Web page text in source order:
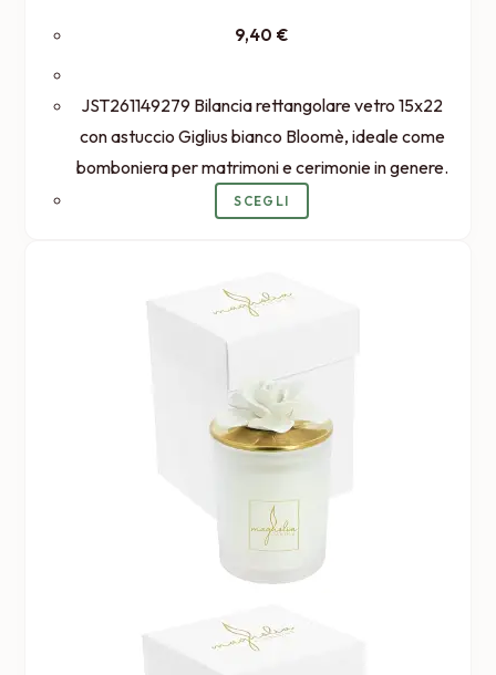
9,40 €
JST261149279 Bilancia rettangolare vetro 15x22
con astuccio Giglius bianco Bloomè, ideale come
bomboniera per matrimoni e cerimonie in genere.
SCEGLI